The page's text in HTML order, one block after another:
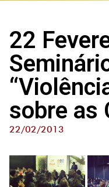
22
sobre as
22/02/2013